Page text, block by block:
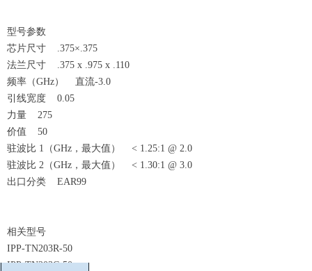
型号参数
芯片尺寸 .375×.375
法兰尺寸 .375 x .975 x .110
频率（GHz） 直流-3.0
引线宽度 0.05
力量 275
价值 50
驻波比 1（GHz，最大值） < 1.25:1 @ 2.0
驻波比 2（GHz，最大值） < 1.30:1 @ 3.0
出口分类 EAR99
相关型号
IPP-TN203R-50
IPP-TN203C-50